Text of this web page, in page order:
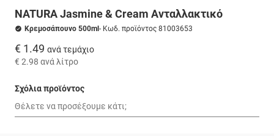
NATURA Jasmine & Cream Ανταλλακτικό
Κρεμοσάπουνο 500ml - Κωδ. προϊόντος 81003653
€ 1.49 ανά τεμάχιο
€ 2.98 ανά λίτρο
Σχόλια προϊόντος